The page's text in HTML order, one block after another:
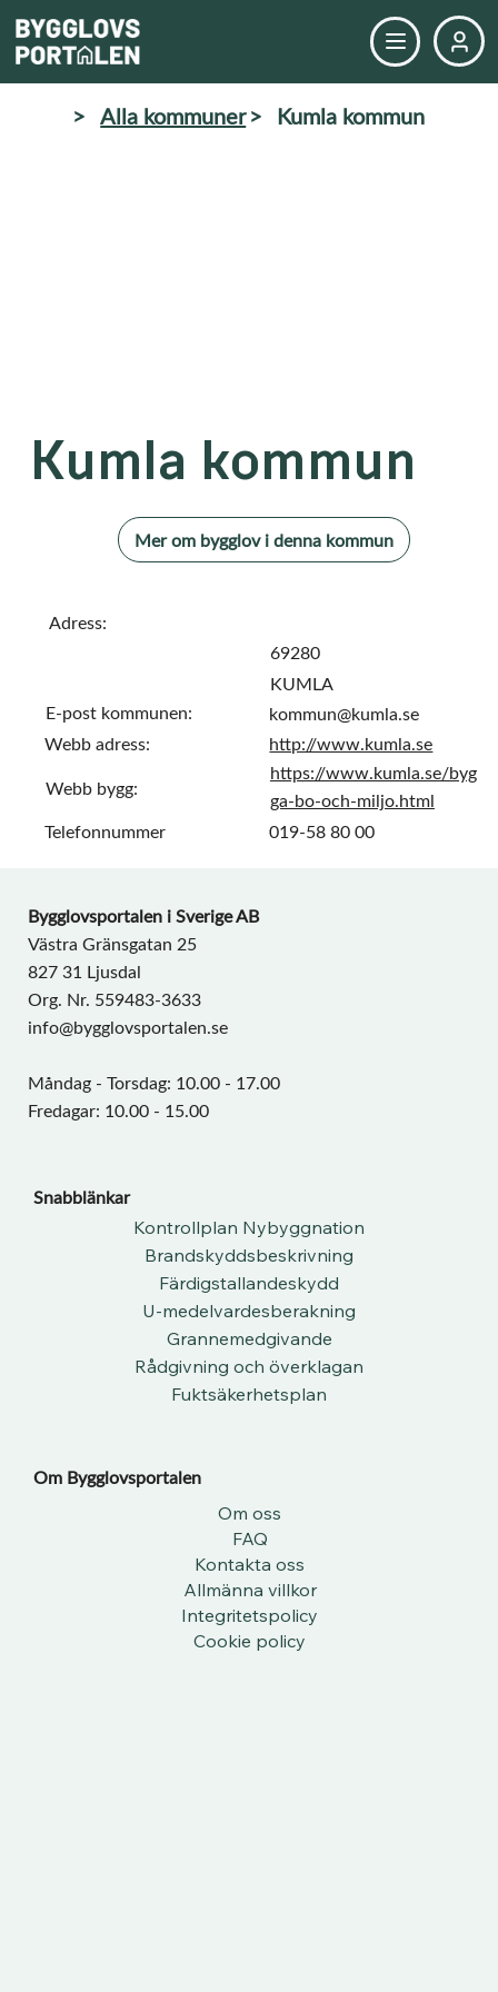
> Alla kommuner> Kumla kommun
Kumla kommun
Mer om bygglov i denna kommun
Adress:
E-post kommunen:
Webb adress:
Webb bygg:
Telefonnummer
69280
KUMLA
kommun@kumla.se
http://www.kumla.se
https://www.kumla.se/byg
ga-bo-och-miljo.html
019-58 80 00
Bygglovsportalen i Sverige AB
Västra Gränsgatan 25
827 31 Ljusdal
Org. Nr. 559483-3633
info@bygglovsportalen.se
Måndag - Torsdag: 10.00 - 17.00
Fredagar: 10.00 - 15.00
Om Bygglovsportalen​
Om oss
FAQ
Kontakta oss
Allmänna villkor
Integritetspolicy
Cookie policy
Snabblänkar
Kontrollplan Nybyggnation
Brandskyddsbeskrivning
Färdigstallandeskydd
U-medelvardesberakning
Grannemedgivande
Rådgivning och överklagan
Fuktsäkerhetsplan